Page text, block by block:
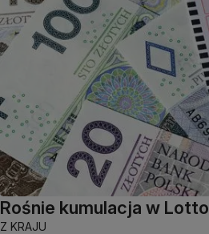
Rośnie kumulacja w Lotto
Z KRAJU